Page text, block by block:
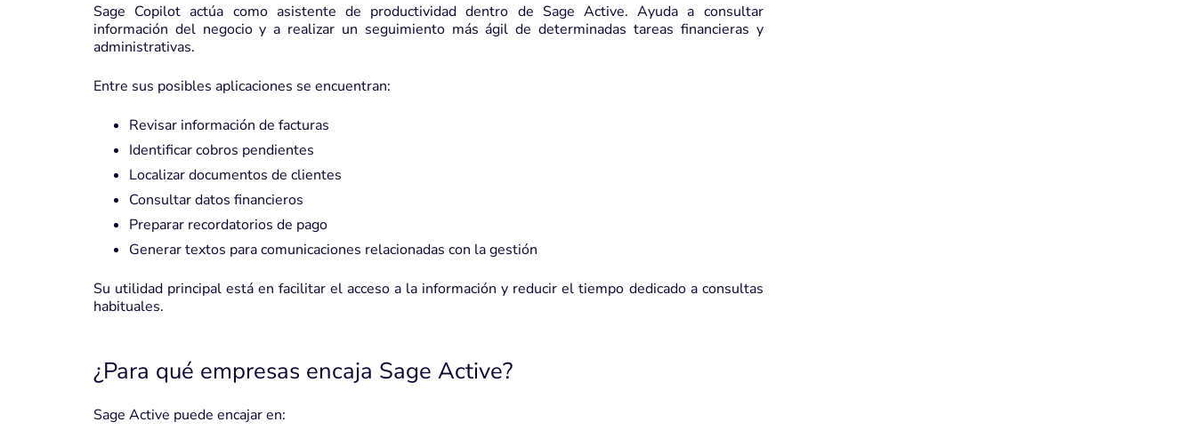
Sage Copilot actúa como asistente de productividad dentro de Sage Active. Ayuda a consultar
información del negocio y a realizar un seguimiento más ágil de determinadas tareas financieras y
administrativas.
Entre sus posibles aplicaciones se encuentran:
Revisar información de facturas
Identificar cobros pendientes
Localizar documentos de clientes
Consultar datos financieros
Preparar recordatorios de pago
Generar textos para comunicaciones relacionadas con la gestión
Su utilidad principal está en facilitar el acceso a la información y reducir el tiempo dedicado a consultas
habituales.
¿Para qué empresas encaja Sage Active?
Sage Active puede encajar en: